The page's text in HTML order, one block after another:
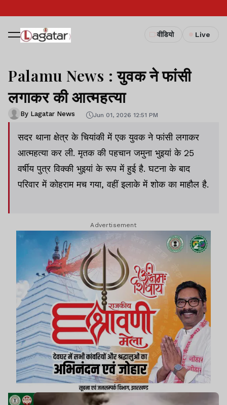
वीडियो Live
Palamu News : युवक ने फांसी
लगाकर की आत्महत्या
By Lagatar News Jun 01, 2026 12:51 PM
सदर थाना क्षेत्र के चियांकी में एक युवक ने फांसी लगाकर
आत्महत्या कर ली. मृतक की पहचान जमुना भुइयां के 25
वर्षीय पुत्र विक्की भुइयां के रूप में हुई है. घटना के बाद
परिवार में कोहराम मच गया, वहीं इलाके में शोक का माहौल है.
Advertisement